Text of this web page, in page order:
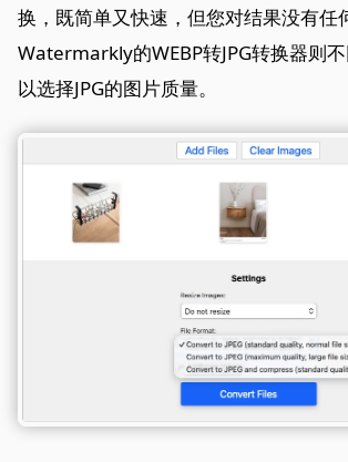
换，既简单又快速，但您对结果没有任
Watermarkly的WEBP转JPG转换器则
以选择JPG的图片质量。